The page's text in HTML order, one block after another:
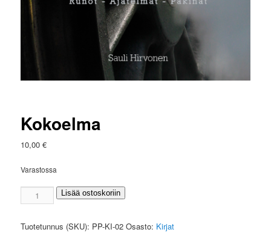
Kokoelma
10,00€
Varastossa
Kokoelma
määrä
Lisää ostoskoriin
Tuotetunnus (SKU): PP-KI-02 Osasto: Kirjat